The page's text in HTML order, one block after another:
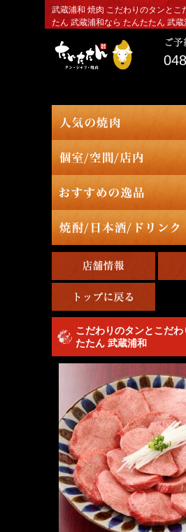
武蔵浦和 焼肉 こだわりのタンとこ
たん 武蔵浦和なら たんたたん 武蔵
こだわりのタンとこだ
たたん 武蔵浦和